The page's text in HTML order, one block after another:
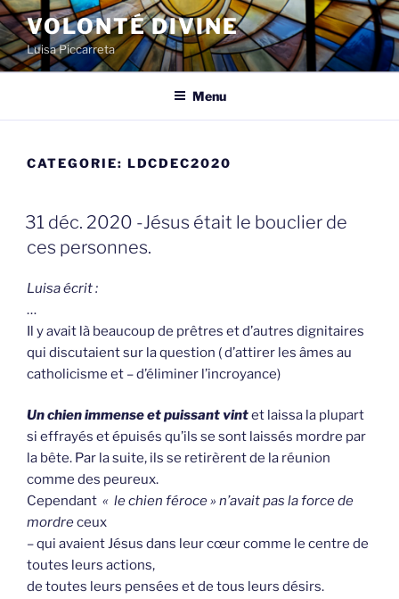
Spring
naar
de
inhoud
VOLONTÉ DIVINE
Luisa Piccarreta
Menu
CATEGORIE: LDCDEC2020
GEPLAATST
OP
31 déc. 2020 -Jésus était le bouclier de
ces personnes.
Luisa écrit :
…
Il y avait là beaucoup de prêtres et d’autres dignitaires
qui discutaient sur la question ( d’attirer les âmes au
catholicisme et – d’éliminer l’incroyance)
Un chien immense et puissant vintet laissa la plupart
si effrayés et épuisés qu’ils se sont laissés mordre par
la bête. Par la suite, ils se retirèrent de la réunion
comme des peureux.
Cependant « le chien féroce » n’avait pas la force de
mordreceux
– qui avaient Jésus dans leur cœur comme le centre de
toutes leurs actions,
de toutes leurs pensées et de tous leurs désirs.